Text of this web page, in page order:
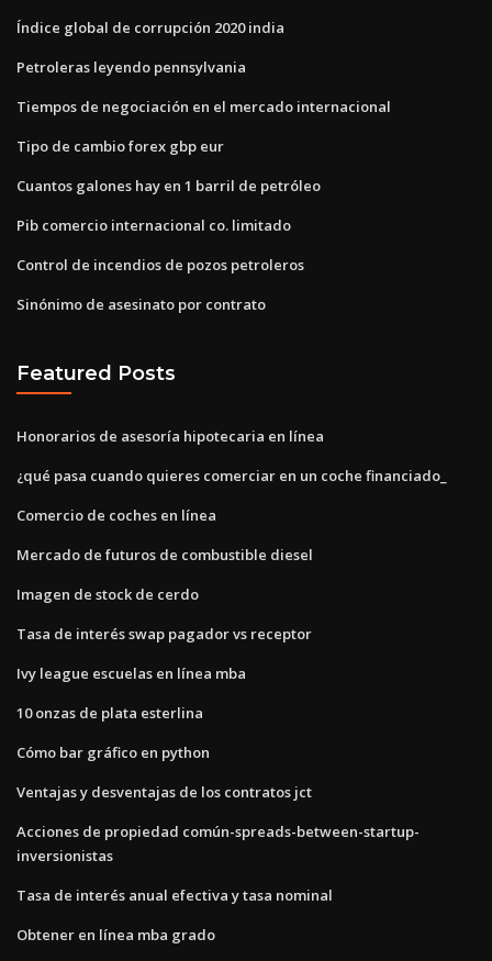
Índice global de corrupción 2020 india
Petroleras leyendo pennsylvania
Tiempos de negociación en el mercado internacional
Tipo de cambio forex gbp eur
Cuantos galones hay en 1 barril de petróleo
Pib comercio internacional co. limitado
Control de incendios de pozos petroleros
Sinónimo de asesinato por contrato
Featured Posts
Honorarios de asesoría hipotecaria en línea
¿qué pasa cuando quieres comerciar en un coche financiado_
Comercio de coches en línea
Mercado de futuros de combustible diesel
Imagen de stock de cerdo
Tasa de interés swap pagador vs receptor
Ivy league escuelas en línea mba
10 onzas de plata esterlina
Cómo bar gráfico en python
Ventajas y desventajas de los contratos jct
Acciones de propiedad común-spreads-between-startup-
inversionistas
Tasa de interés anual efectiva y tasa nominal
Obtener en línea mba grado